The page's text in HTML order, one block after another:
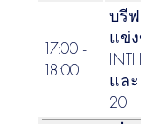
17:00 -
18:00
บรี
แข่
และ
20